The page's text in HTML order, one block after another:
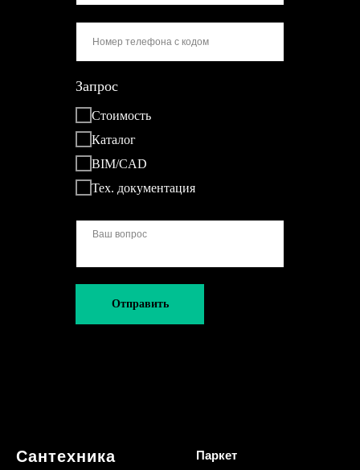
Запрос
Стоимость
Каталог
BIM/CAD
Тех. документация
Отправить
Сантехника
Паркет